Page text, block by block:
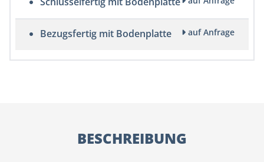
Bezugsfertig mit Bodenplatte auf Anfrage
BESCHREIBUNG